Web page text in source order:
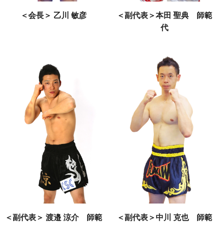
＜会長＞ 乙川 敏彦
＜副代表＞本田 聖典 師範
代
＜副代表＞ 渡邉 涼介 師範
＜副代表＞中川 克也 師範